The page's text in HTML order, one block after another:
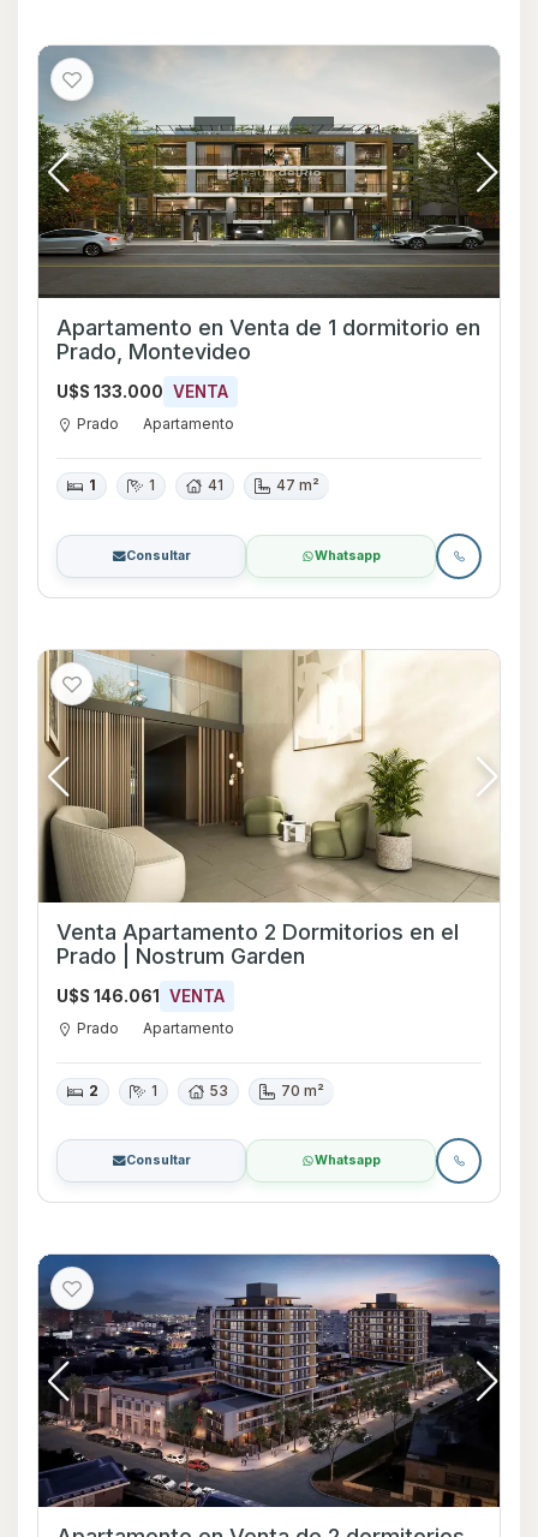
Apartamento en Venta de 1 dormitorio en
Prado, Montevideo
U$S 133.000 VENTA
Prado Apartamento
1 1 41 47 m²
Consultar Whatsapp
Venta Apartamento 2 Dormitorios en el
Prado | Nostrum Garden
U$S 146.061 VENTA
Prado Apartamento
2 1 53 70 m²
Consultar Whatsapp